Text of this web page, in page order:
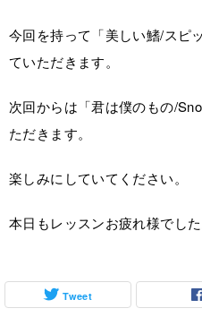
今回を持って「美しい鰭/スピ
ていただきます。
次回からは「君は僕のもの/
ただきます。
楽しみにしていてください。
本日もレッスンお疲れ様でした
Tweet